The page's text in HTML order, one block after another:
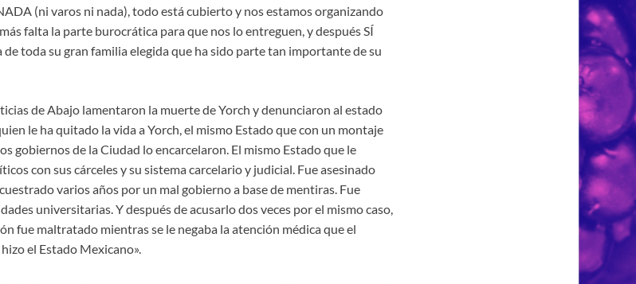
(ni varos ni nada), todo está cubierto y nos estamos organizando
falta la parte burocrática para que nos lo entreguen, y después SÍ
toda su gran familia elegida que ha sido parte tan importante de su
de Abajo lamentaron la muerte de Yorch y denunciaron al estado
le ha quitado la vida a Yorch, el mismo Estado que con un montaje
gobiernos de la Ciudad lo encarcelaron. El mismo Estado que le
con sus cárceles y su sistema carcelario y judicial. Fue asesinado
varios años por un mal gobierno a base de mentiras. Fue
universitarias. Y después de acusarlo dos veces por el mismo caso,
fue maltratado mientras se le negaba la atención médica que el
el Estado Mexicano».